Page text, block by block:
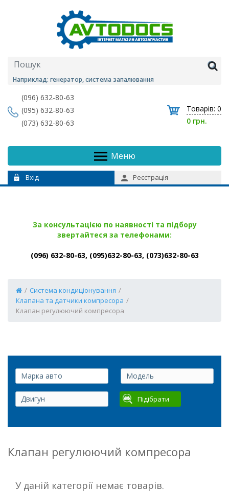
Наприклад: генератор, система запалювання
(096) 632-80-63
(095) 632-80-63
(073) 632-80-63
Товарів: 0
0 грн.
Меню
Вхід Реєстрація
За консультацією по наявності та підбору
звертайтеся за телефонами:
(096) 632-80-63, (095)632-80-63, (073)632-80-63
/ Система кондиціонування /
Клапана та датчики компресора /
Клапан регулюючий компресора
Підібрати
Клапан регулюючий компресора
У даній категорії немає товарів.